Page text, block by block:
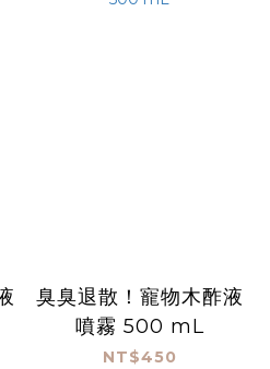
臭臭退散！寵物木酢液
噴霧 500 mL
NT$450